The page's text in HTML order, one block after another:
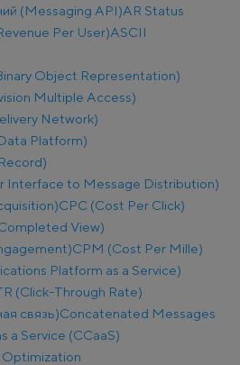
(Messaging API)AR Status
Per User)ASCII
Object Representation)
Multiple Access)
Network)
Platform)
Interface to Message Distribution)
CPC (Cost Per Click)
View)
CPM (Cost Per Mille)
Platform as a Service)
(Click-Through Rate)
связь)Concatenated Messages
a Service (CCaaS)